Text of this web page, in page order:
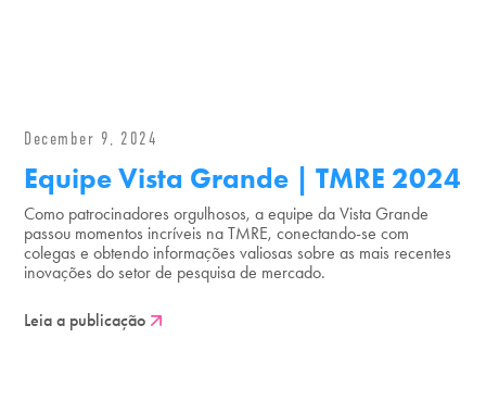
December 9, 2024
Equipe Vista Grande | TMRE 2024
Como patrocinadores orgulhosos, a equipe da Vista Grande
passou momentos incríveis na TMRE, conectando-se com
colegas e obtendo informações valiosas sobre as mais recentes
inovações do setor de pesquisa de mercado.
Leia a publicação